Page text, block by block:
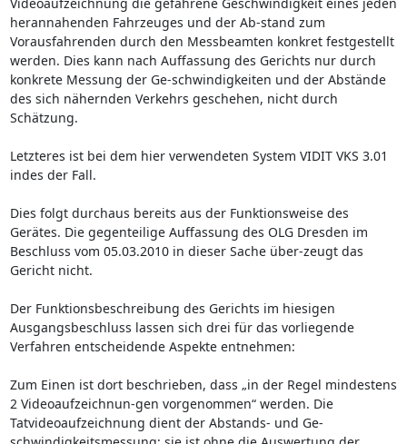
herannahenden Fahrzeuges und der Ab-stand zum
Vorausfahrenden durch den Messbeamten konkret festgestellt
werden. Dies kann nach Auffassung des Gerichts nur durch
konkrete Messung der Ge-schwindigkeiten und der Abstände
des sich nähernden Verkehrs geschehen, nicht durch
Schätzung.
Letzteres ist bei dem hier verwendeten System VIDIT VKS 3.01
indes der Fall.
Dies folgt durchaus bereits aus der Funktionsweise des
Gerätes. Die gegenteilige Auffassung des OLG Dresden im
Beschluss vom 05.03.2010 in dieser Sache über-zeugt das
Gericht nicht.
Der Funktionsbeschreibung des Gerichts im hiesigen
Ausgangsbeschluss lassen sich drei für das vorliegende
Verfahren entscheidende Aspekte entnehmen:
Zum Einen ist dort beschrieben, dass „in der Regel mindestens
2 Videoaufzeichnun-gen vorgenommen“ werden. Die
Tatvideoaufzeichnung dient der Abstands- und Ge-